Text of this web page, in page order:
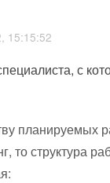
15:15:52
с
планируемых
то структура